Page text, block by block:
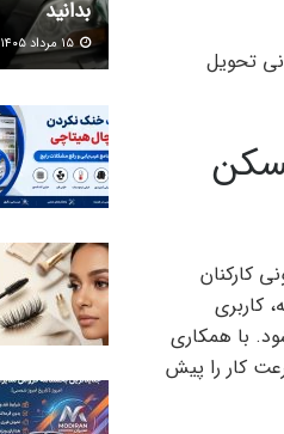
بیش از 10 هزار واحد مسکونی تحویل
کارکنان
کاربری
با همکاری
کار را پیش
بدانید
۱۵ مرداد ۱۴۰۵